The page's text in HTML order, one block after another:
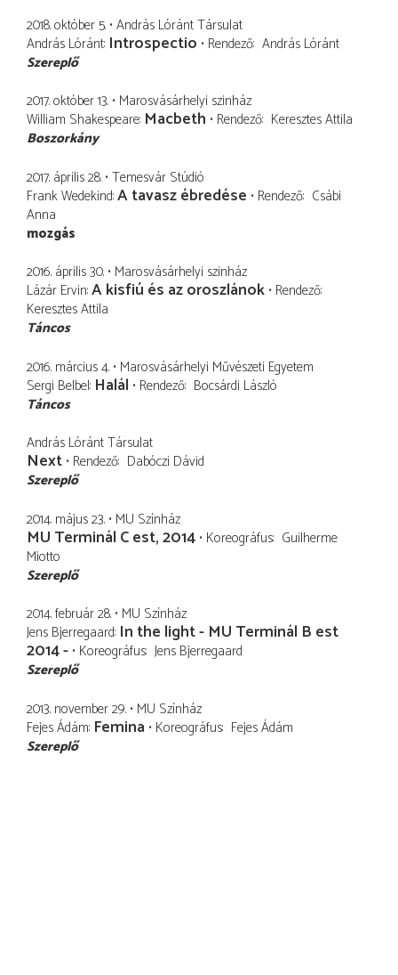
2018. október 5. András Lóránt Társulat
András Lóránt Introspectio Rendező András Lóránt
Szereplő
2017. október 13. Marosvásárhelyi szinház
William Shakespeare Macbeth Rendező Keresztes Attila
Boszorkány
2017. április 28. Temesvár Stúdió
Frank Wedekind A tavasz ébredése Rendező Csábi
Anna
mozgás
2016. április 30. Marosvásárhelyi szinház
Lázár Ervin A kisfiú és az oroszlánok Rendező
Keresztes Attila
Táncos
2016. március 4. Marosvásárhelyi Művészeti Egyetem
Sergi Belbel Halál Rendező Bocsárdi László
Táncos
András Lóránt Társulat
Next Rendező Dabóczi Dávid
Szereplő
2014. május 23. MU Színház
MU Terminál C est, 2014 Koreográfus Guilherme
Miotto
Szereplő
2014. február 28. MU Színház
Jens Bjerregaard In the light - MU Terminál B est
2014 - Koreográfus Jens Bjerregaard
Szereplő
2013. november 29. MU Színház
Fejes Ádám Femina Koreográfus Fejes Ádám
Szereplő